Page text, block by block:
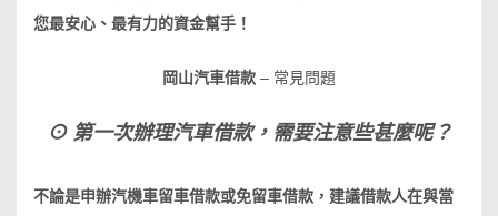
您最安心、最有力的資金幫手！
岡山汽車借款 – 常見問題
⊙ 第一次辦理汽車借款，需要注意些甚麼呢？
不論是申辦汽機車留車借款或免留車借款，建議借款人在與當